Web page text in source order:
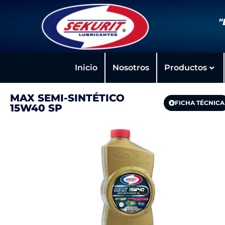
Inicio Nosotros Productos
MAX SEMI-SINTÉTICO
15W40 SP
FICHA TÉCNICA